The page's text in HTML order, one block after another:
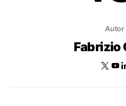
Autor
Fabrizio